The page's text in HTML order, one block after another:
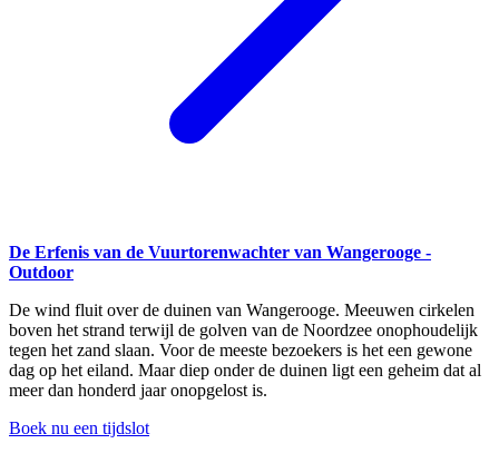
De Erfenis van de Vuurtorenwachter van Wangerooge -
Outdoor
De wind fluit over de duinen van Wangerooge. Meeuwen cirkelen
boven het strand terwijl de golven van de Noordzee onophoudelijk
tegen het zand slaan. Voor de meeste bezoekers is het een gewone
dag op het eiland. Maar diep onder de duinen ligt een geheim dat al
meer dan honderd jaar onopgelost is.
Boek nu een tijdslot